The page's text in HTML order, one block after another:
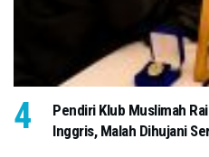
Pendiri Klub Muslimah
Inggris, Malah Dihujani